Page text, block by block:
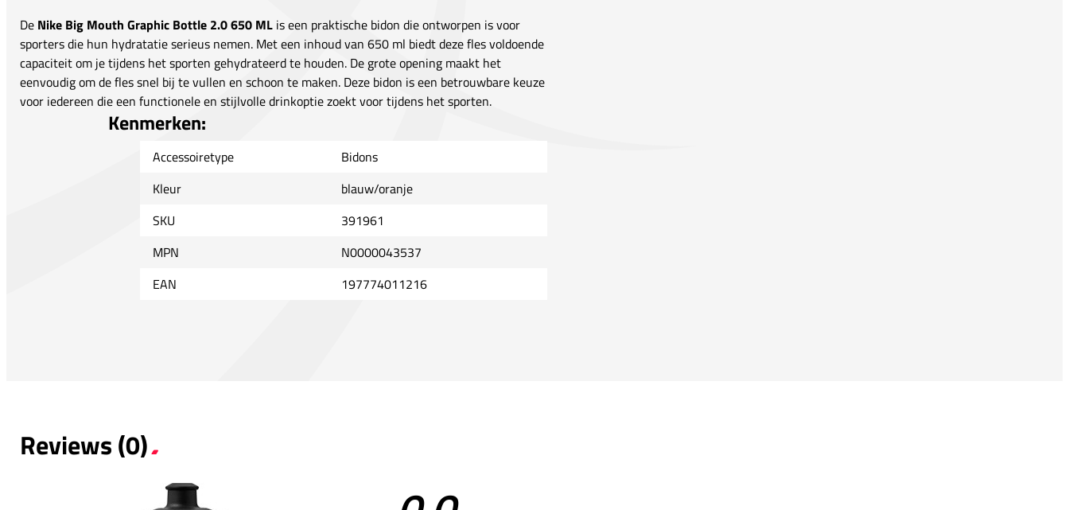
De Nike Big Mouth Graphic Bottle 2.0 650 ML is een praktische bidon die ontworpen is voor
sporters die hun hydratatie serieus nemen. Met een inhoud van 650 ml biedt deze fles voldoende
capaciteit om je tijdens het sporten gehydrateerd te houden. De grote opening maakt het
eenvoudig om de fles snel bij te vullen en schoon te maken. Deze bidon is een betrouwbare keuze
voor iedereen die een functionele en stijlvolle drinkoptie zoekt voor tijdens het sporten.
Kenmerken:
Accessoiretype
Bidons
Kleur
blauw/oranje
SKU
391961
MPN
N0000043537
EAN
197774011216
Reviews (0)